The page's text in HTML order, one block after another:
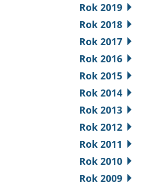
Rok 2019
Rok 2018
Rok 2017
Rok 2016
Rok 2015
Rok 2014
Rok 2013
Rok 2012
Rok 2011
Rok 2010
Rok 2009